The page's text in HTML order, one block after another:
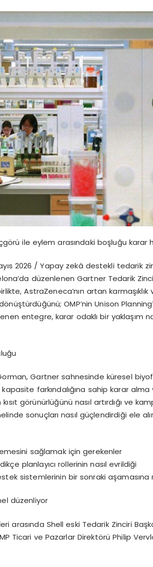
görüile eylem arasındaki boşluğu karar h
ıs 2026 / Yapay zekâ destekli tedarik
’da düzenlenen Gartner Tedarik
AstraZeneca’nın artan karmaşıklık
önüştürdüğünü; OMP’nin Unison Planning
entegre, karar odaklıbir yaklaşım
ğu
, Gartner sahnesinde küresel
farkındalığına sahip karar alma
kısıt görünürlüğünü nasıl artırdığı ve
sonuçlarınasıl güçlendirdiği ele alı
sağlamak için gerekenler
çe planlayıcırollerinin nasıl evrildiği
sistemlerinin bir sonraki aşamasına
düzenliyor
arasında Shell eski Tedarik Zinciri Baş
Ticari ve Pazarlar DirektörüPhilip